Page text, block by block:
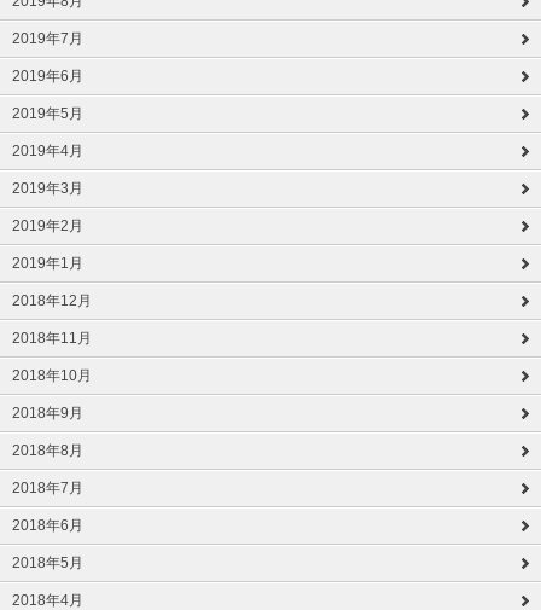
2019年7月
2019年6月
2019年5月
2019年4月
2019年3月
2019年2月
2019年1月
2018年12月
2018年11月
2018年10月
2018年9月
2018年8月
2018年7月
2018年6月
2018年5月
2018年4月